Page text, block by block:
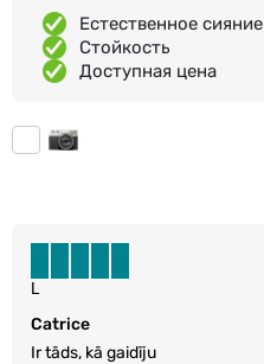
Естественное сияние
Стойкость
Доступная цена
Catrice
Ir tāds, kā gaidīju
L